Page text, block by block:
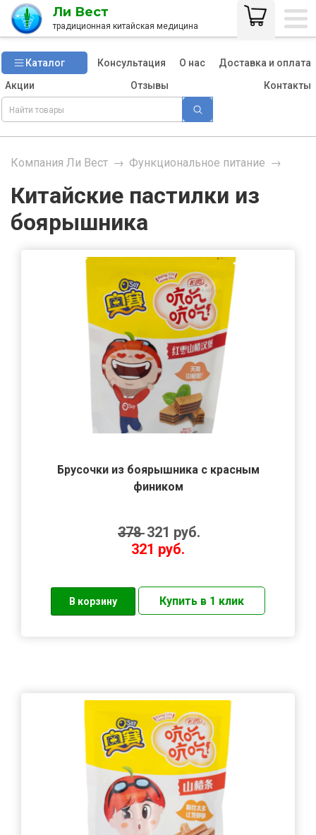
Ли Вест
традиционная китайская медицина
Каталог Консультация О нас
Доставка и оплата
Акции
Отзывы Контакты
Компания Ли Вест → Функциональное питание →
Китайские пастилки из
боярышника
Брусочки из боярышника с красным
фиником
378321 руб.
321 руб.